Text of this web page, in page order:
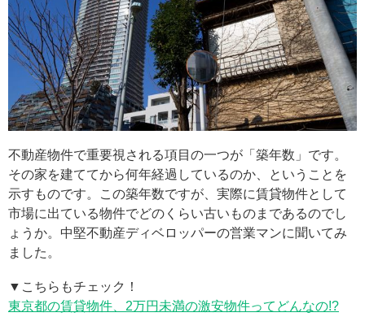
不動産物件で重要視される項目の一つが「築年数」です。
その家を建ててから何年経過しているのか、ということを
示すものです。この築年数ですが、実際に賃貸物件として
市場に出ている物件でどのくらい古いものまであるのでし
ょうか。中堅不動産ディベロッパーの営業マンに聞いてみ
ました。
▼こちらもチェック！
東京都の賃貸物件、2万円未満の激安物件ってどんなの!?